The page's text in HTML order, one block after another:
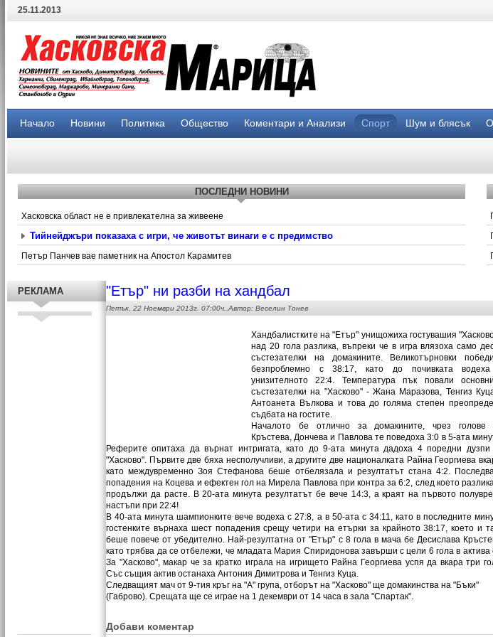
25.11.2013
Начало Новини Политика Общество Коментари и Анализи Спорт Шум и блясък
ПОСЛЕДНИ НОВИНИ
Хасковска област не е привлекателна за живеене
Тийнейджъри показаха с игри, че животът винаги е с предимство
Петър Панчев вае паметник на Апостол Карамитев
РЕКЛАМА "Етър" ни разби на хандбал
Петък, 22 Ноември 2013г. 07:00ч.,Автор: Веселин Тонев
Хандбалистките на "Етър" унищожиха гостувашия
над 20 гола разлика, въпреки че в игра влязоха само
състезателки на домакините. Великотърновки
безпроблемно с 38:17, като до почивката
унизителното 22:4. Температура пък повали
състезателки на "Хасково" - Жана Маразова, Тенгиз
Антоанета Вълкова и това до голяма степен
съдбата на гостите.
Началото бе отлично за домакините, чрез голове
Кръстева, Дончева и Павлова те поведоха 3:0 в 5-ата
Реферите опитаха да върнат интригата, като до 9-ата минута дадоха 4 поредни дузпи
"Хасково". Първите две бяха несполучливи, а другите две националката Райна Георгиева
като междувременно Зоя Стефанова беше отбелязала и резултатът стана 4:2.
попадения на Коцева и ефектен гол на Мирела Павлова при контра за 6:2, след което
продължи да расте. В 20-ата минута резултатът бе вече 14:3, а краят на първото
настъпи при 22:4!
В 40-ата минута шампионките вече водеха с 27:8, а в 50-ата с 34:11, като в последните
гостенките върнаха шест попадения срещу четири на етърки за крайното 38:17, което и
беше повече от убедително. Най-резултатна от "Етър" с 8 гола в мача бе Десислава
като трябва да се отбележи, че младата Мария Спиридонова завърши с цели 6 гола в актива
За "Хасково", макар че за кратко играла на игрището Райна Георгиева успя да вкара три
Със същия актив останаха Антония Димитрова и Тенгиз Куца.
Следващият мач от 9-тия кръг на "А" група, отборът на "Хасково" ще домакинства на "Бъки"
(Габрово). Срещата ще се играе на 1 декември от 14 часа в зала "Спартак".
Добави коментар